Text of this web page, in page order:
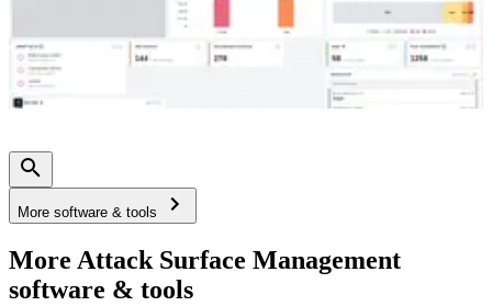
More software & tools
More Attack Surface Management
software & tools